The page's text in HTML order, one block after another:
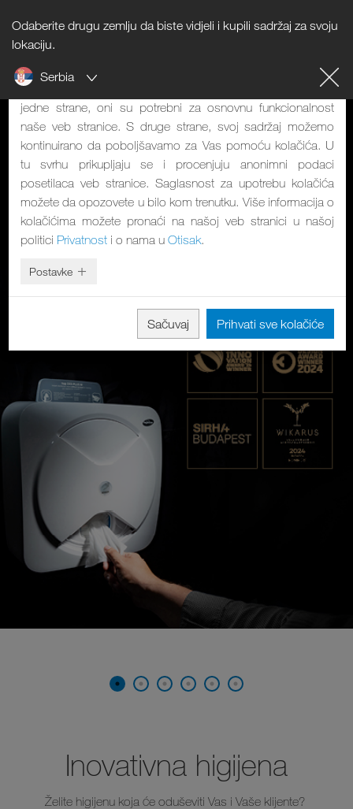
Odaberite drugu zemlju da biste vidjeli i kupili sadržaj za svoju
lokaciju.
Serbia
Inovativna higijena
Želite higijenu koja će oduševiti Vas i Vaše klijente?
Napomena o kolačićima
Naša veb stranica koristi kolačiće. Oni imaju dve funkcije: S
jedne strane, oni su potrebni za osnovnu funkcionalnost
naše veb stranice. S druge strane, svoj sadržaj možemo
kontinuirano da poboljšavamo za Vas pomoću kolačića. U
tu svrhu prikupljaju se i procenjuju anonimni podaci
posetilaca veb stranice. Saglasnost za upotrebu kolačića
možete da opozovete u bilo kom trenutku. Više informacija o
kolačićima možete pronaći na našoj veb stranici u našoj
politici Privatnost i o nama u Otisak.
Postavke
Sačuvaj Prihvati sve kolačiće